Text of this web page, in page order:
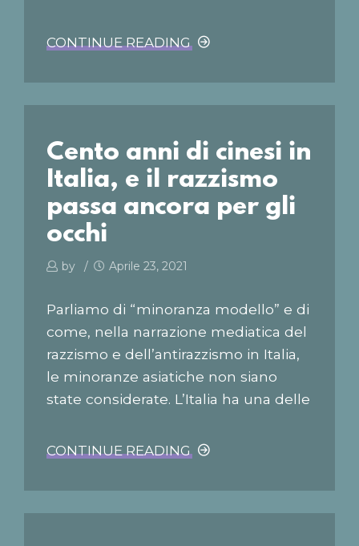
CONTINUE READING
Cento anni di cinesi in
Italia, e il razzismo
passa ancora per gli
occhi
by Aprile 23, 2021
Parliamo di “minoranza modello” e di
come, nella narrazione mediatica del
razzismo e dell’antirazzismo in Italia,
le minoranze asiatiche non siano
state considerate. L’Italia ha una delle
alle spalle di Londra e Parigi. Sono
fa, precisamente nel 1926, come
raccontano Matteo Demonte e Ciaja
CONTINUE READING